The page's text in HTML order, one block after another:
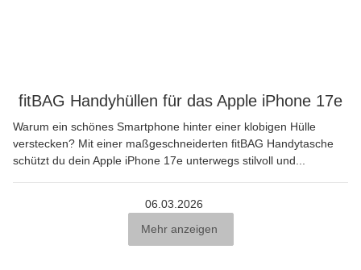
fitBAG Handyhüllen für das Apple iPhone 17e
Warum ein schönes Smartphone hinter einer klobigen Hülle
verstecken? Mit einer maßgeschneiderten fitBAG Handytasche
schützt du dein Apple iPhone 17e unterwegs stilvoll und...
06.03.2026
Mehr anzeigen